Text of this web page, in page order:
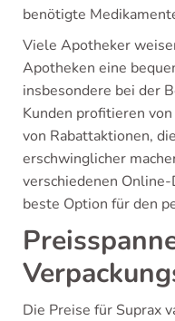
benötigte
Viele Apotheker
Apotheken eine
insbesondere bei der
Kunden profitieren
von Rabattaktionen,
erschwinglicher
verschiedenen
beste Option für den
Die Preise für Suprax